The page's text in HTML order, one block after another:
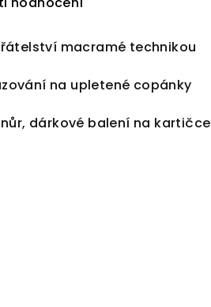
macramé technikou
na upletené copánky
dárkové balení na kartičce